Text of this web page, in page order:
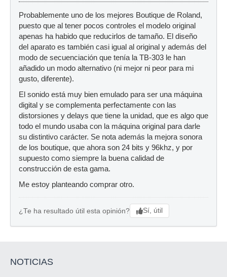
Probablemente uno de los mejores Boutique de Roland,
puesto que al tener pocos controles el modelo original
apenas ha habido que reducirlos de tamaño. El diseño
del aparato es también casi igual al original y además del
modo de secuenciación que tenía la TB-303 le han
añadido un modo alternativo (ni mejor ni peor para mi
gusto, diferente).
El sonido está muy bien emulado para ser una máquina
digital y se complementa perfectamente con las
distorsiones y delays que tiene la unidad, que es algo que
todo el mundo usaba con la máquina original para darle
su distintivo carácter. Se nota además la mejora sonora
de los boutique, que ahora son 24 bits y 96khz, y por
supuesto como siempre la buena calidad de
construcción de esta gama.
Me estoy planteando comprar otro.
¿Te ha resultado útil esta opinión? Sí, útil
NOTICIAS